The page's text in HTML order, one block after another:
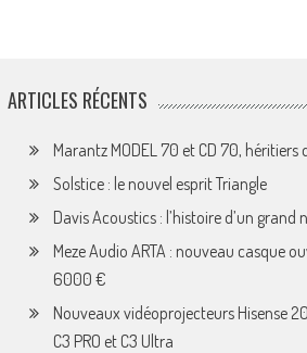
ARTICLES RÉCENTS
Marantz MODEL 70 et CD 70,
Solstice : le nouvel esprit Triangle
Davis Acoustics : l’histoire d’un
Meze Audio ARTA : nouveau casque
6000 €
Nouveaux vidéoprojecteurs Hisense
C3 PRO et C3 Ultra